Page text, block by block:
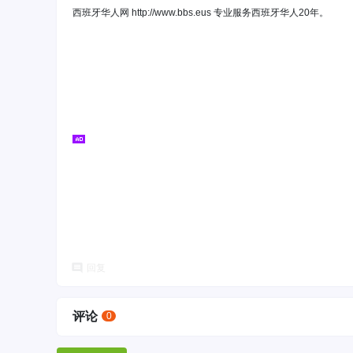
西班牙华人网 http://www.bbs.eus 专业服务西班牙华人20年。
评论 0